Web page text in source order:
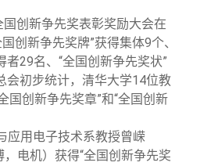
友工作
员会
体
闻
事
法
校友通讯》
清华》
阅
物
事
习
创新争先奖表彰奖励大会在
创新争先奖牌”获得集体9个、
者29名、“全国创新争先奖状”
会初步统计，清华大学14位教
国创新争先奖章”和“全国创新
应用电子技术系教授曾嵘
，电机）获得“全国创新争先奖